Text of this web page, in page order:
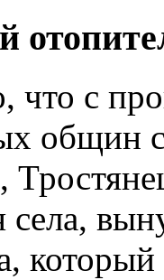
что с
общин
села,
который